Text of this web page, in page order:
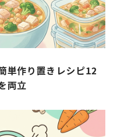
単作り置きレシピ12
両立